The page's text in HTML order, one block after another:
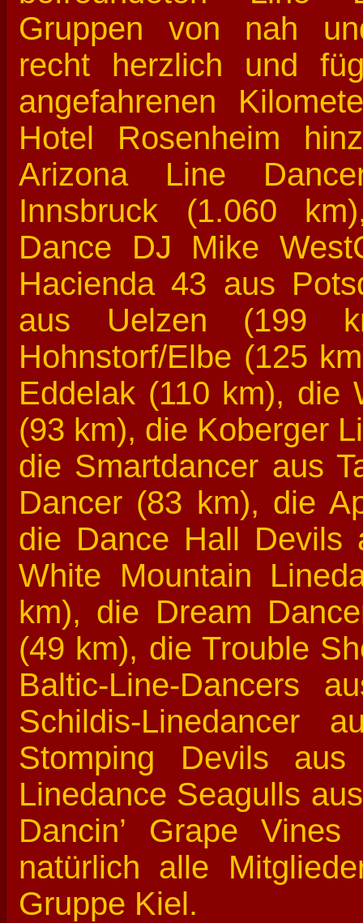
Gruppen von nah
recht herzlich und
angefahrenen
Hotel Rosenheim
Arizona Line
Innsbruck (1.060
Dance DJ Mike
Hacienda 43 aus
aus Uelzen (199
Hohnstorf/Elbe (125
Eddelak (110 km), die
(93 km), die Koberger
die Smartdancer aus
Dancer (83 km), die
die Dance Hall Devils
White Mountain
km), die Dream
(49 km), die Trouble
Baltic-Line-Dancers
Schildis-Linedancer
Stomping Devils
Linedance Seagulls
Dancin’ Grape
natürlich alle
Gruppe Kiel.